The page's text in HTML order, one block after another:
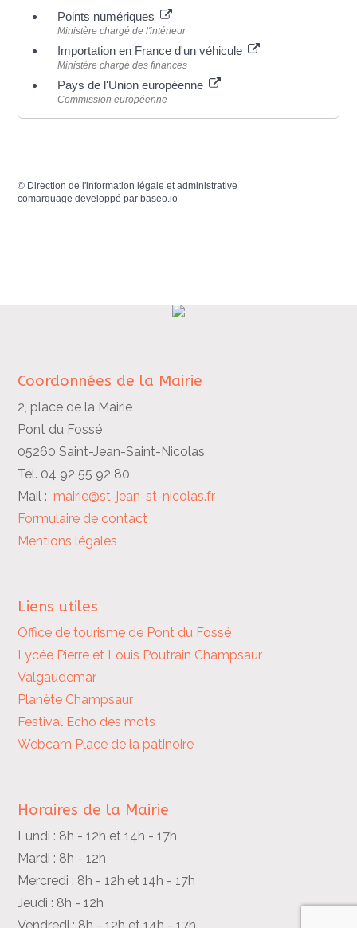
Points numériques
Ministère chargé de l'intérieur
Importation en France d'un véhicule
Ministère chargé des finances
Pays de l'Union européenne
Commission européenne
© Direction de l'information légale et administrative
comarquage developpé parbaseo.io
Coordonnées de la Mairie
2, place de la Mairie
Pont du Fossé
05260 Saint-Jean-Saint-Nicolas
Tél. 04 92 55 92 80
Mail :mairie@st-jean-st-nicolas.fr
Formulaire de contact
Mentions légales
Liens utiles
Office de tourisme de Pont du Fossé
Lycée Pierre et Louis Poutrain Champsaur
Valgaudemar
Planète Champsaur
Festival Echo des mots
Webcam Place de la patinoire
Horaires de la Mairie
Lundi : 8h - 12h et 14h - 17h
Mardi : 8h - 12h
Mercredi : 8h - 12h et 14h - 17h
Jeudi : 8h - 12h